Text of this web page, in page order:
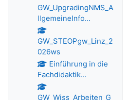
GW_UpgradingNMS_A
llgemeineInfo...
GW_STEOPgw_Linz_2
026ws
Einführung in die
Fachdidaktik...
GW_Wiss_Arbeiten_G